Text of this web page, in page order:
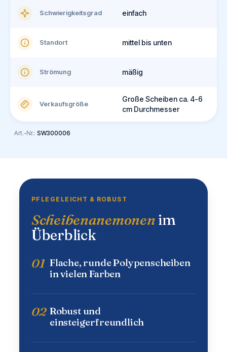
Schwierigkeitsgrad einfach
Standort mittel bis unten
Strömung mäßig
Verkaufsgröße
Große Scheiben ca. 4-6
cm Durchmesser
Art.-Nr.: SW300006
PFLEGELEICHT & ROBUST
Scheibenanemonen im
Überblick
01 Flache, runde Polypenscheiben
in vielen Farben
02 Robust und
einsteigerfreundlich